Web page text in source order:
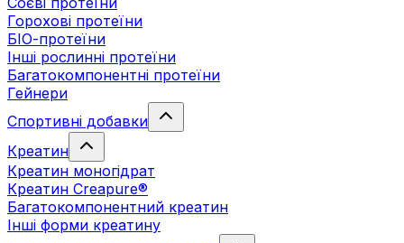
Горохові протеїни
БІО-протеїни
Інші рослинні протеїни
Багатокомпонентні протеїни
Гейнери
Спортивні добавки
Креатин
Креатин моногідрат
Креатин Creapure®
Багатокомпонентний креатин
Інші форми креатину